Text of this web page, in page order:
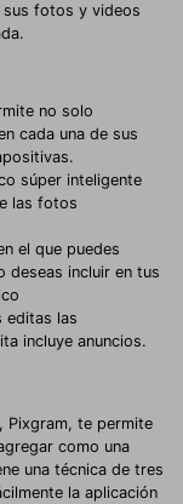
sus fotos y videos
no solo
cada una de sus
súper inteligente
las fotos
el que puedes
deseas incluir en tus
editas las
incluye anuncios.
Pixgram, te permite
como una
una técnica de tres
la aplicación